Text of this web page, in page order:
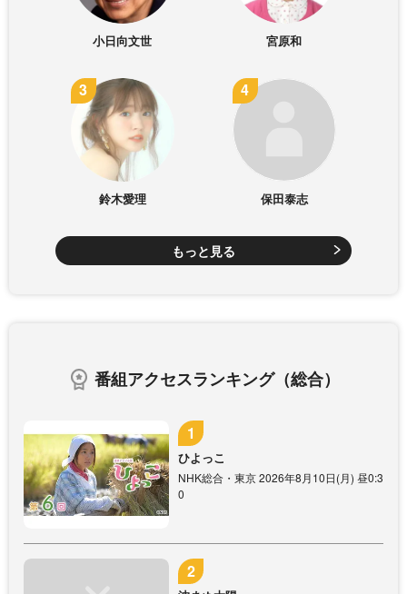
小日向文世 宮原和
鈴木愛理 保田泰志
もっと見る
番組アクセスランキング（総合）
ひよっこ
NHK総合・東京 2026年8月10日(月) 昼0:3
0